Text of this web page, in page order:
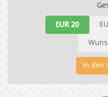
EUR 20
In den